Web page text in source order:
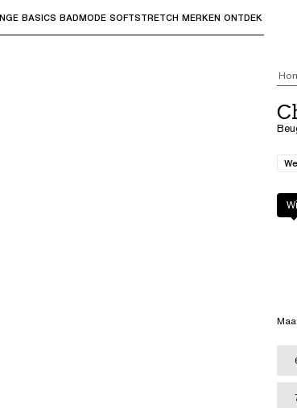
te openen en "Pijl omhoog" of "Escape"
BASICS BADMODE SOFTSTRETCH MERKEN ONTDEK